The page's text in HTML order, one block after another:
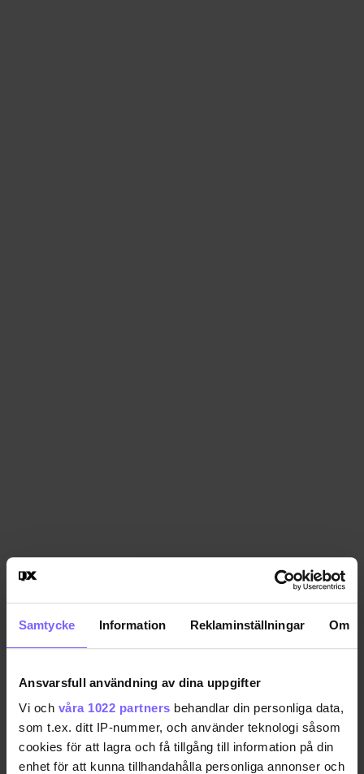
Samtycke Information Reklaminställningar Om
Ansvarsfull användning av dina uppgifter
Vi och våra 1022 partners behandlar din personliga data,
som t.ex. ditt IP-nummer, och använder teknologi såsom
cookies för att lagra och få tillgång till information på din
enhet för att kunna tillhandahålla personliga annonser och